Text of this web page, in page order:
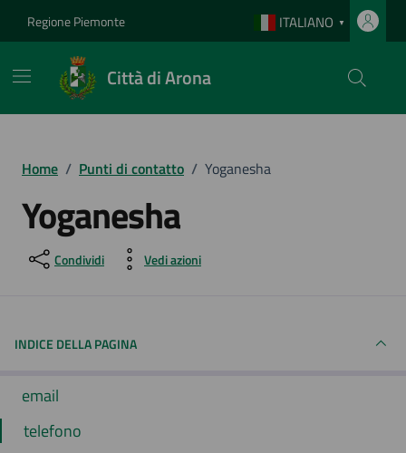
Regione Piemonte ITALIANO ▼
Città di Arona
Home / Punti di contatto / Yoganesha
Yoganesha
Condividi Vedi azioni
INDICE DELLA PAGINA
email
telefono